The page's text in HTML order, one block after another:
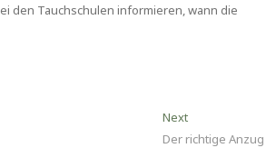
den Tauchschulen informieren, wann die
NextNext
post:
Der richtige Anzug